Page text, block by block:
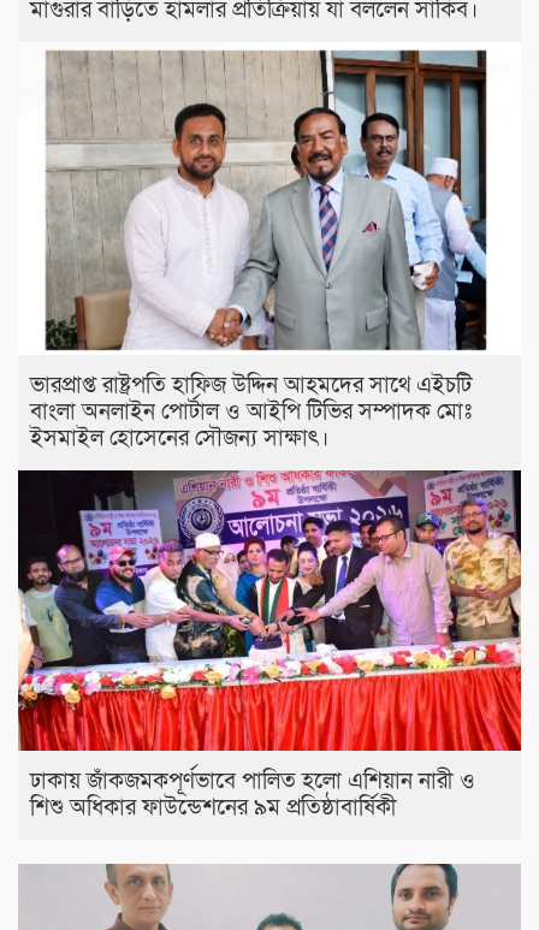
মাগুরার বাড়িতে হামলার প্রতিক্রিয়ায় যা বললেন সাকিব।
ভারপ্রাপ্ত রাষ্ট্রপতি হাফিজ উদ্দিন আহমদের সাথে এইচটি
বাংলা অনলাইন পোর্টাল ও আইপি টিভির সম্পাদক মোঃ
ইসমাইল হোসেনের সৌজন্য সাক্ষাৎ।
ঢাকায় জাঁকজমকপূর্ণভাবে পালিত হলো এশিয়ান নারী ও
শিশু অধিকার ফাউন্ডেশনের ৯ম প্রতিষ্ঠাবার্ষিকী